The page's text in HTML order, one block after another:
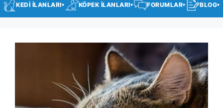
KEDİ İLANLARI▾ KÖPEK İLANLARI▾ FORUMLAR▾ BLOG▾